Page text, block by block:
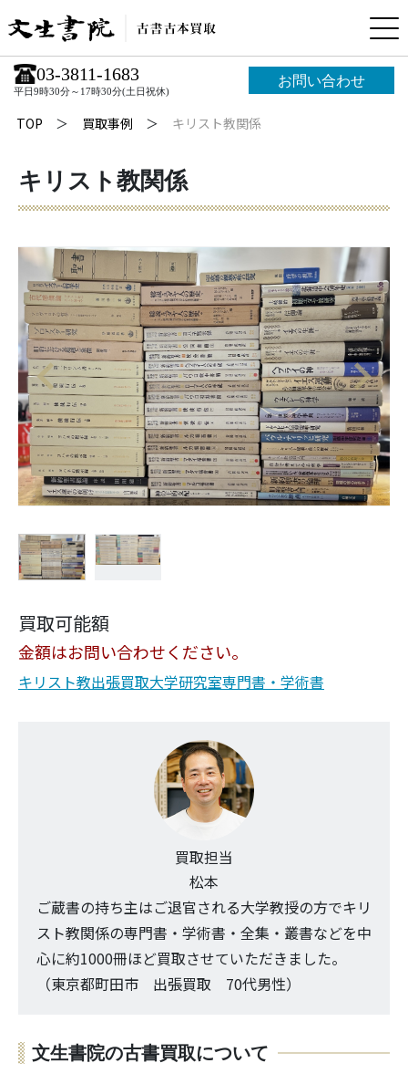
03-3811-1683
平日9時30分～17時30分(土日祝休)
お問い合わせ
TOP 買取事例 キリスト教関係
キリスト教関係
買取可能額
金額はお問い合わせください。
キリスト教出張買取大学研究室専門書・学術書
買取担当
松本
ご蔵書の持ち主はご退官される大学教授の方でキリ
スト教関係の専門書・学術書・全集・叢書などを中
心に約1000冊ほど買取させていただきました。
（東京都町田市 出張買取 70代男性）
文生書院の古書買取について